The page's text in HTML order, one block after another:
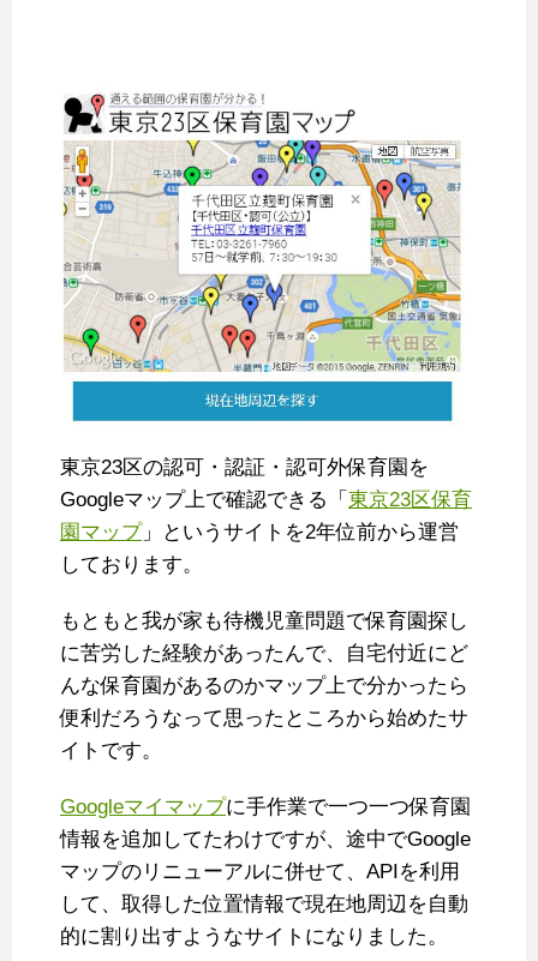
東京23区の認可・認証・認可外保育園を
Googleマップ上で確認できる「 東京23区保育
園マップ」というサイトを2年位前から運営
しております。
もともと我が家も待機児童問題で保育園探し
に苦労した経験があったんで、自宅付近にど
んな保育園があるのかマップ上で分かったら
便利だろうなって思ったところから始めたサ
イトです。
Googleマイマップに手作業で一つ一つ保育園
情報を追加してたわけですが、途中でGoogle
マップのリニューアルに併せて、APIを利用
して、取得した位置情報で現在地周辺を自動
的に割り出すようなサイトになりました。